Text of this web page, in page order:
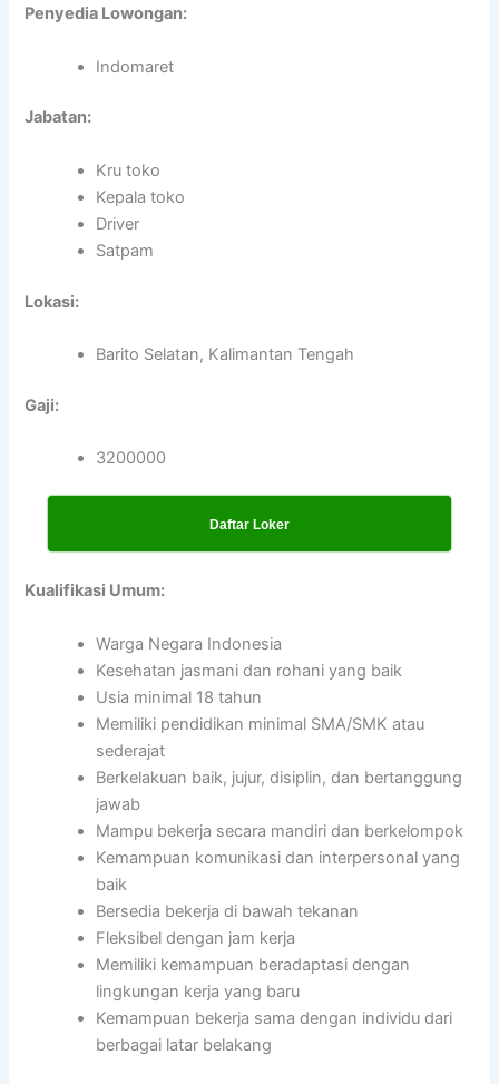
Penyedia Lowongan:
Indomaret
Jabatan:
Kru toko
Kepala toko
Driver
Satpam
Lokasi:
Barito Selatan, Kalimantan Tengah
Gaji:
3200000
Daftar Loker
Kualifikasi Umum:
Warga Negara Indonesia
Kesehatan jasmani dan rohani yang baik
Usia minimal 18 tahun
Memiliki pendidikan minimal SMA/SMK atau
sederajat
Berkelakuan baik, jujur, disiplin, dan bertanggung
jawab
Mampu bekerja secara mandiri dan berkelompok
Kemampuan komunikasi dan interpersonal yang
baik
Bersedia bekerja di bawah tekanan
Fleksibel dengan jam kerja
Memiliki kemampuan beradaptasi dengan
lingkungan kerja yang baru
Kemampuan bekerja sama dengan individu dari
berbagai latar belakang